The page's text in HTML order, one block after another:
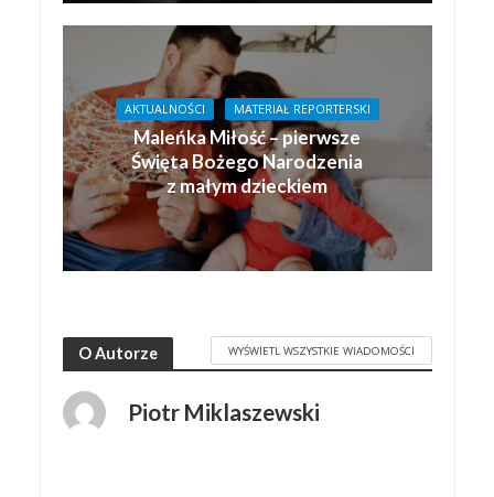
AKTUALNOŚCI MATERIAŁ REPORTERSKI
Maleńka Miłość – pierwsze
Święta Bożego Narodzenia
z małym dzieckiem
O Autorze WYŚWIETL WSZYSTKIE WIADOMOŚCI
Piotr Miklaszewski